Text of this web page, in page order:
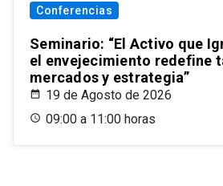
Conferencias
Seminario: “El Activo que
el envejecimiento redefine
mercados y estrategia”
19 de Agosto de 2026
09:00 a 11:00 horas